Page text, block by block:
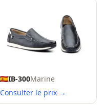
IB-300Marine
Consulter le prix →